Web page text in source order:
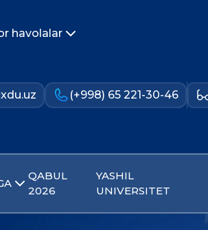
havolalar
(+998) 65 221-30-46
QABUL
2026
YASHIL
UNIVERSITET